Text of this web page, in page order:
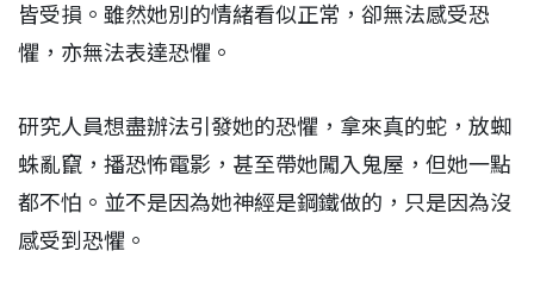
皆受損。雖然她別的情緒看似正常，卻無法感受恐
懼，亦無法表達恐懼。
研究人員想盡辦法引發她的恐懼，拿來真的蛇，放蜘
蛛亂竄，播恐怖電影，甚至帶她闖入鬼屋，但她一點
都不怕。並不是因為她神經是鋼鐵做的，只是因為沒
感受到恐懼。